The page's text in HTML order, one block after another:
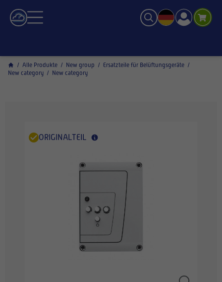
/ Alle Produkte / New group / Ersatzteile für Belüftungsgeräte /
New category / New category
ORIGINALTEIL